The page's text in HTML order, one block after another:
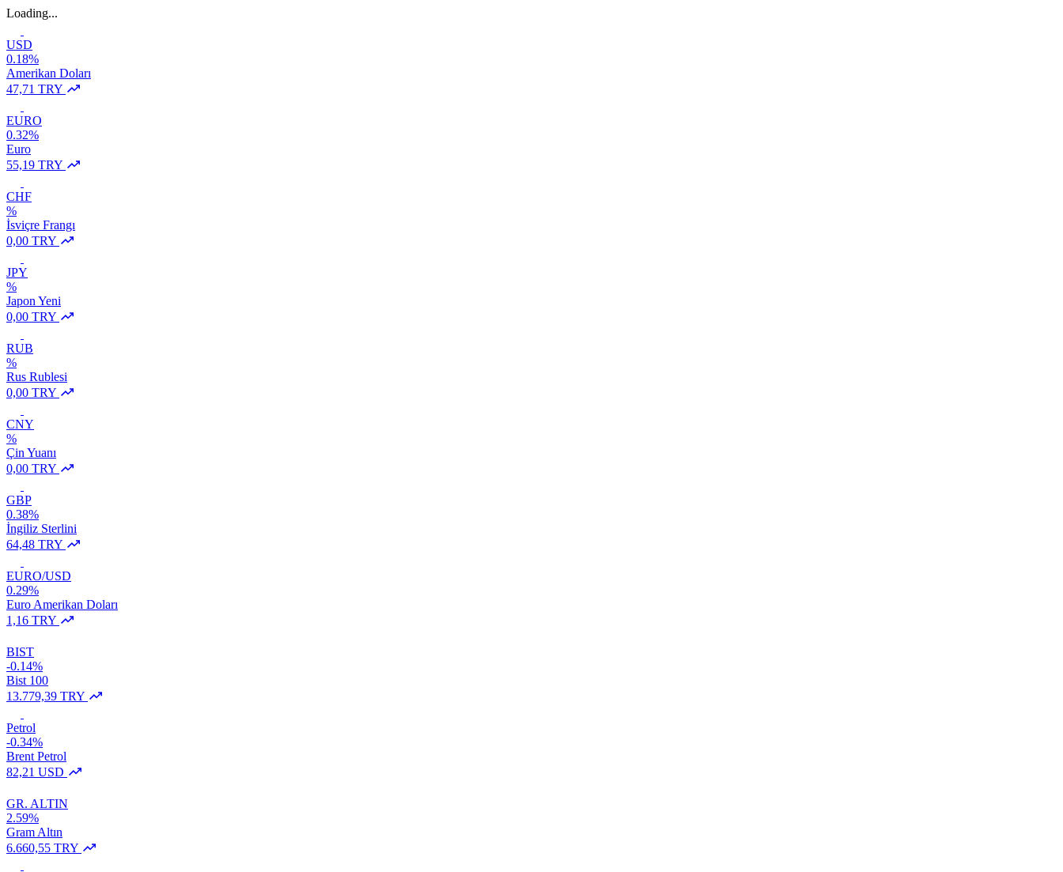
Loading...
USD
0.18%
Amerikan Doları
47,71 TRY
EURO
0.32%
Euro
55,19 TRY
CHF
%
İsviçre Frangı
0,00 TRY
JPY
%
Japon Yeni
0,00 TRY
RUB
%
Rus Rublesi
0,00 TRY
CNY
%
Çin Yuanı
0,00 TRY
GBP
0.38%
İngiliz Sterlini
64,48 TRY
EURO/USD
0.29%
Euro Amerikan Doları
1,16 TRY
BIST
-0.14%
Bist 100
13.779,39 TRY
Petrol
-0.34%
Brent Petrol
82,21 USD
GR. ALTIN
2.59%
Gram Altın
6.660,55 TRY